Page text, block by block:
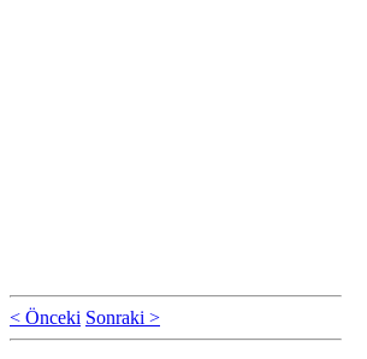
< Önceki Sonraki >